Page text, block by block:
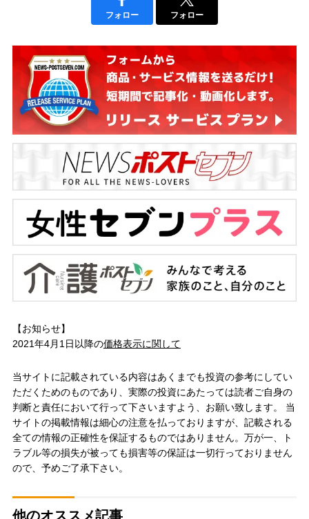
フォロー フォロー
【お知らせ】
2021年4月1日以降の価格表示に関して
当サイトに記載されている内容はあくまでも投資の参考にしてい
ただくためのものであり、実際の投資にあたっては読者ご自身の
判断と責任において行って下さいますよう、お願い致します。 当
サイトの掲載情報は細心の注意を払っておりますが、記載される
全ての情報の正確性を保証するものではありません。万が一、ト
ラブル等の損失が被っても損害等の保証は一切行っておりません
ので、予めご了承下さい。
他のオススメ記事